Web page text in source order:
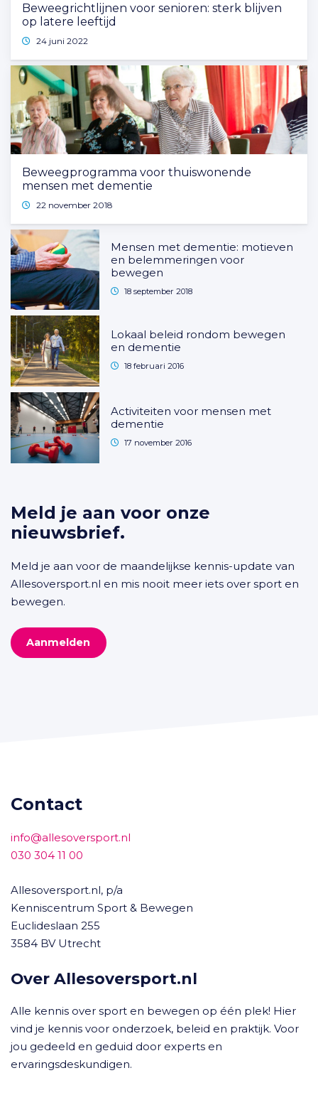
Beweegrichtlijnen voor senioren: sterk blijven
op latere leeftijd
24 juni 2022
Beweegprogramma voor thuiswonende
mensen met dementie
22 november 2018
Mensen met dementie: motieven
en belemmeringen voor
bewegen
18 september 2018
Lokaal beleid rondom bewegen
en dementie
18 februari 2016
Activiteiten voor mensen met
dementie
17 november 2016
Meld je aan voor onze
nieuwsbrief.
Meld je aan voor de maandelijkse kennis-update van
Allesoversport.nl en mis nooit meer iets over sport en
bewegen.
Aanmelden
Contact
info@allesoversport.nl
030 304 11 00
Allesoversport.nl, p/a
Kenniscentrum Sport & Bewegen
Euclideslaan 255
3584 BV Utrecht
Over Allesoversport.nl
Alle kennis over sport en bewegen op één plek! Hier
vind je kennis voor onderzoek, beleid en praktijk. Voor
jou gedeeld en geduid door experts en
ervaringsdeskundigen.